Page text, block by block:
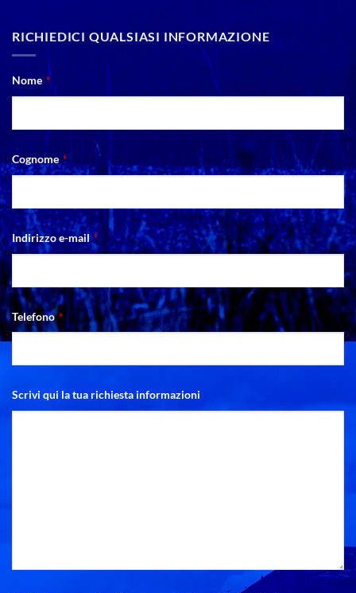
RICHIEDICI QUALSIASI INFORMAZIONE
Email *
Nome *
Cognome *
Indirizzo e-mail *
Telefono *
Scrivi qui la tua richiesta informazioni